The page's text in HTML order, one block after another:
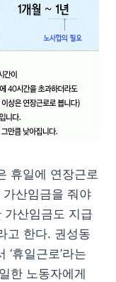
휴일에 연장근로
산임금을 줘야
산임금도 지급
고 한다. 권성동
휴일근로’라는
한 노동자에게